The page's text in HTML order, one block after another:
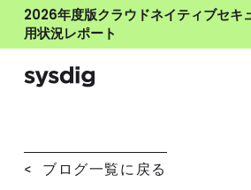
2026年度版クラウドネイティブセキ
用状況レポート
< ブログ一覧に戻る